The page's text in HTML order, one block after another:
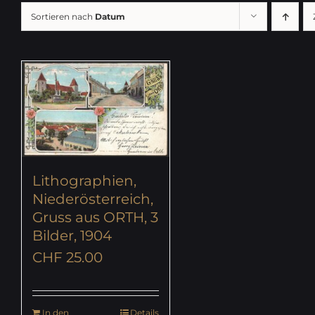
Sortieren nach Datum
Lithographien,
Niederösterreich,
Gruss aus ORTH, 3
Bilder, 1904
CHF 25.00
In den
Details